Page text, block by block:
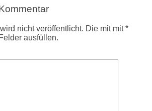
nicht veröffentlicht. Die mit mit *
ausfüllen.